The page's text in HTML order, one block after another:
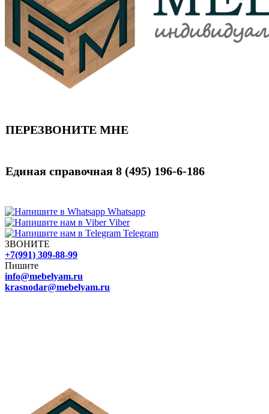
ПЕРЕЗВОНИТЕ МНЕ
Единая справочная 8 (495) 196-6-186
Whatsapp
Viber
Telegram
ЗВОНИТЕ
+7(991) 309-88-99
Пишите
info@mebelyam.ru
krasnodar@mebelyam.ru